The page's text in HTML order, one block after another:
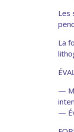
Les
La
—
—